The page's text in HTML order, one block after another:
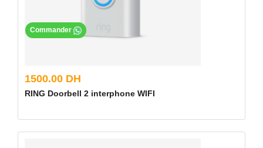
1500.00 DH
RING Doorbell 2 interphone WIFI
Commander